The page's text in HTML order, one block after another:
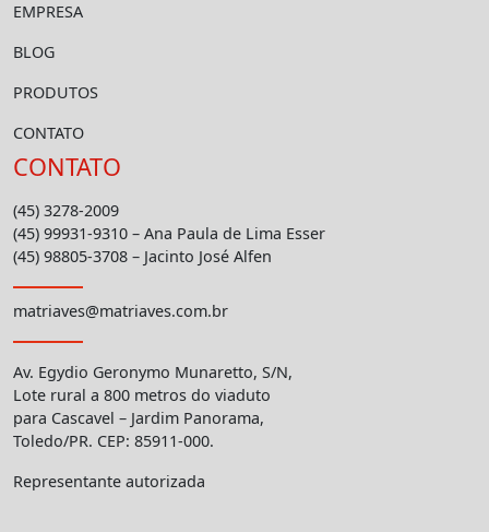
EMPRESA
BLOG
PRODUTOS
CONTATO
CONTATO
(45) 3278-2009
(45) 99931-9310 – Ana Paula de Lima Esser
(45) 98805-3708 – Jacinto José Alfen
matriaves@matriaves.com.br
Av. Egydio Geronymo Munaretto, S/N,
Lote rural a 800 metros do viaduto
para Cascavel – Jardim Panorama,
Toledo/PR. CEP: 85911-000.
Representante autorizada